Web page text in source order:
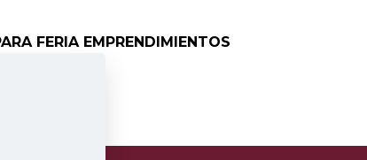
FERIA EMPRENDIMIENTOS